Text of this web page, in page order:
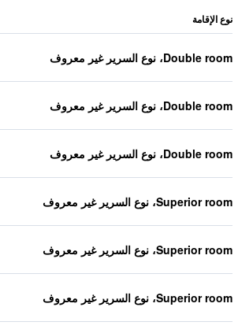
نوع الإقامة
Double room، نوع السرير غير معروف
Double room، نوع السرير غير معروف
Double room، نوع السرير غير معروف
Superior room، نوع السرير غير معروف
Superior room، نوع السرير غير معروف
Superior room، نوع السرير غير معروف